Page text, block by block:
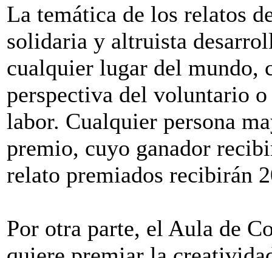
La temática de los relatos
solidaria y altruista
cualquier lugar del mundo,
perspectiva del voluntario
labor. Cualquier persona
premio, cuyo ganador
relato premiados recibirán
Por otra parte, el Aula de